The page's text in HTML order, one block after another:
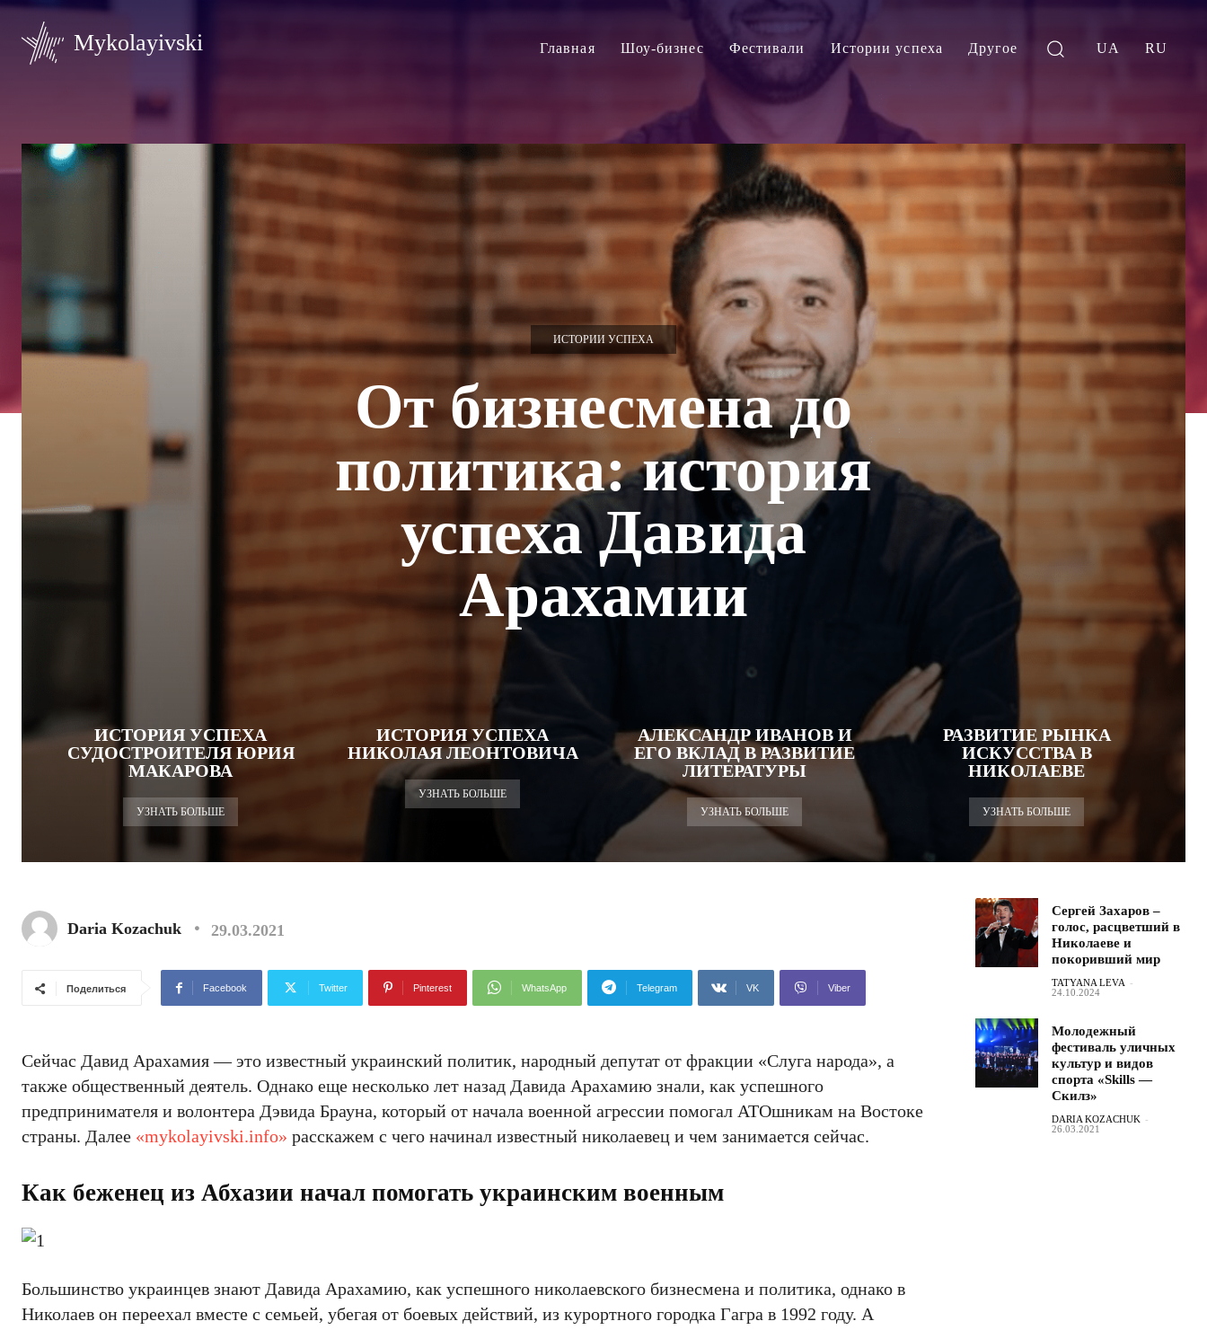
Mykolayivski Главная Шоу-бизнес Фестивали Истории успеха Другое UA RU
ИСТОРИИ УСПЕХА
От бизнесмена до
политика: история
успеха Давида
Арахамии
ИСТОРИЯ УСПЕХА
СУДОСТРОИТЕЛЯ ЮРИЯ
МАКАРОВА
УЗНАТЬ БОЛЬШЕ
ИСТОРИЯ УСПЕХА
НИКОЛАЯ ЛЕОНТОВИЧА
УЗНАТЬ БОЛЬШЕ
АЛЕКСАНДР ИВАНОВ И
ЕГО ВКЛАД В РАЗВИТИЕ
ЛИТЕРАТУРЫ
УЗНАТЬ БОЛЬШЕ
РАЗВИТИЕ РЫНКА
ИСКУССТВА В
НИКОЛАЕВЕ
УЗНАТЬ БОЛЬШЕ
Daria Kozachuk 29.03.2021
Поделиться Facebook Twitter Pinterest WhatsApp Telegram VK Viber
Сейчас Давид Арахамия — это известный украинский политик, народный депутат от фракции «Слуга народа», а
также общественный деятель. Однако еще несколько лет назад Давида Арахамию знали, как успешного
предпринимателя и волонтера Дэвида Брауна, который от начала военной агрессии помогал АТОшникам на Востоке
страны. Далее «mykolayivski.info» расскажем с чего начинал известный николаевец и чем занимается сейчас.
Как беженец из Абхазии начал помогать украинским военным
Большинство украинцев знают Давида Арахамию, как успешного николаевского бизнесмена и политика, однако в
Николаев он переехал вместе с семьей, убегая от боевых действий, из курортного городка Гагра в 1992 году. А
Сергей Захаров –
голос, расцветший в
Николаеве и
покоривший мир
TATYANA LEVA -
24.10.2024
Молодежный
фестиваль уличных
культур и видов
спорта «Skills —
Скилз»
DARIA KOZACHUK -
26.03.2021